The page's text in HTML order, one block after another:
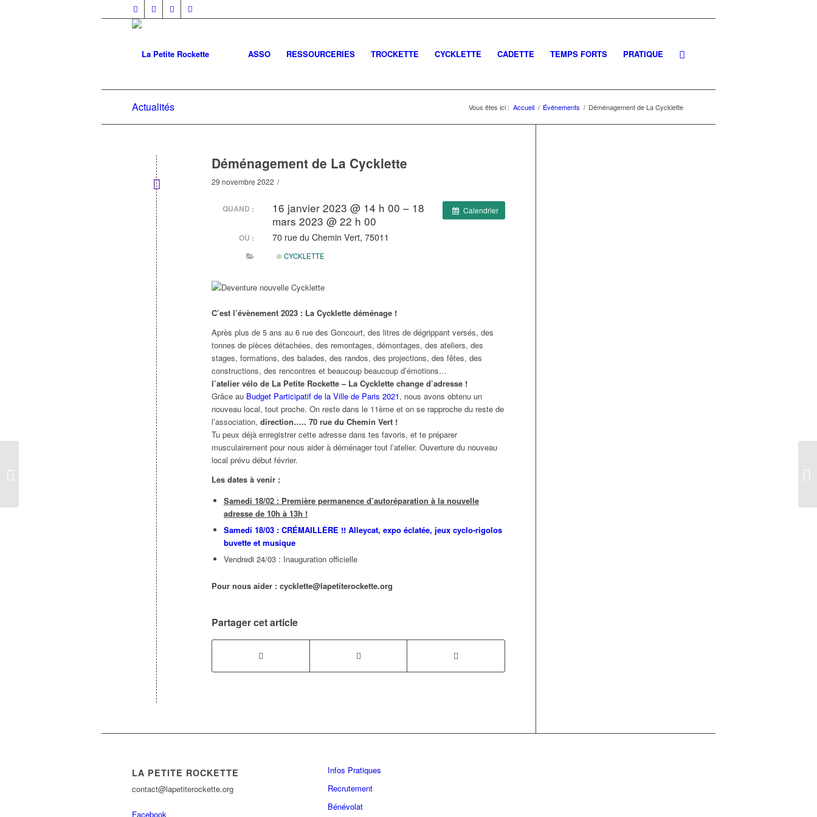
ASSO RESSOURCERIES TROCKETTE CYCKLETTE CADETTE TEMPS FORTS PRATIQUE
Actualités Vous êtes ici : Accueil / Événements / Déménagement de La Cycklette
Déménagement de La Cycklette
29 novembre 2022 /
Calendrier
QUAND :
16 janvier 2023 @ 14 h 00 – 18
mars 2023 @ 22 h 00
OÙ : 70 rue du Chemin Vert, 75011
CYCKLETTE
C’est l’évènement 2023 : La Cycklette déménage !
Après plus de 5 ans au 6 rue des Goncourt, des litres de dégrippant versés, des
tonnes de pièces détachées, des remontages, démontages, des ateliers, des
stages, formations, des balades, des randos, des projections, des fêtes, des
constructions, des rencontres et beaucoup beaucoup d’émotions…
l’atelier vélo de La Petite Rockette – La Cycklette change d’adresse !
Grâce au Budget Participatif de la Ville de Paris 2021, nous avons obtenu un
nouveau local, tout proche. On reste dans le 11ème et on se rapproche du reste de
l’association, direction….. 70 rue du Chemin Vert !
Tu peux déjà enregistrer cette adresse dans tes favoris, et te préparer
musculairement pour nous aider à déménager tout l’atelier. Ouverture du nouveau
local prévu début février.
Les dates à venir :
Samedi 18/02 : Première permanence d’autoréparation à la nouvelle
adresse de 10h à 13h !
Samedi 18/03 : CRÉMAILLÈRE !! Alleycat, expo éclatée, jeux cyclo-rigolos
buvette et musique
Vendredi 24/03 : Inauguration officielle
Pour nous aider : cycklette@lapetiterockette.org
Partager cet article
LA PETITE ROCKETTE
contact@lapetiterockette.org
Facebook
Infos Pratiques
Recrutement
Bénévolat